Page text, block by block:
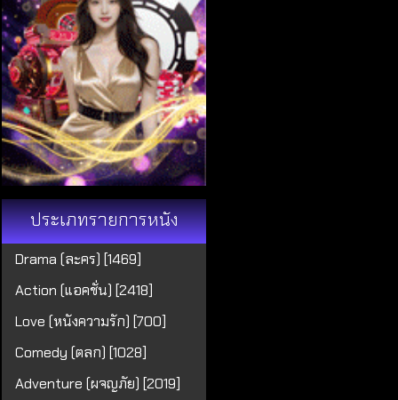
ประเภทรายการหนัง
Drama (ละคร) [1469]
Action (แอคชั่น) [2418]
Love (หนังความรัก) [700]
Comedy (ตลก) [1028]
Adventure (ผจญภัย) [2019]